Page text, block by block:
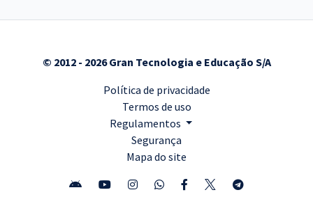
© 2012 - 2026 Gran Tecnologia e Educação S/A
Política de privacidade
Termos de uso
Regulamentos
Segurança
Mapa do site